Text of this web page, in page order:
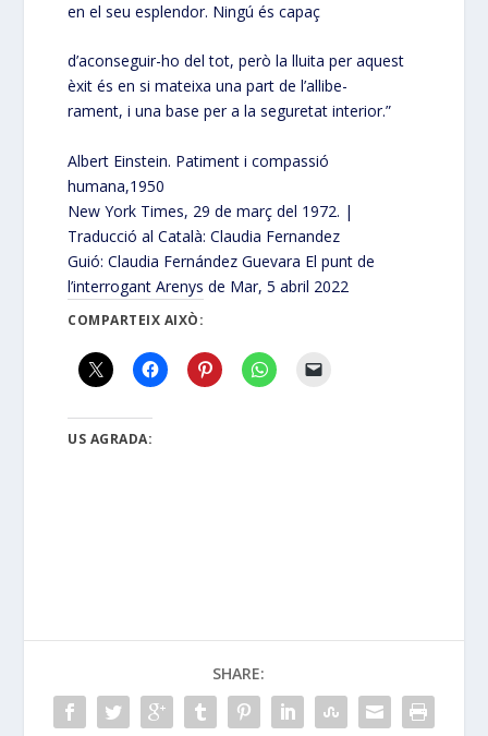
en el seu esplendor. Ningú és capaç
d’aconseguir-ho del tot, però la lluita per aquest
èxit és en si mateixa una part de l’allibe-
rament, i una base per a la seguretat interior.”
Albert Einstein. Patiment i compassió
humana,1950
New York Times, 29 de març del 1972. |
Traducció al Català: Claudia Fernandez
Guió: Claudia Fernández Guevara El punt de
l’interrogant Arenys de Mar, 5 abril 2022
COMPARTEIX AIXÒ:
US AGRADA:
SHARE: